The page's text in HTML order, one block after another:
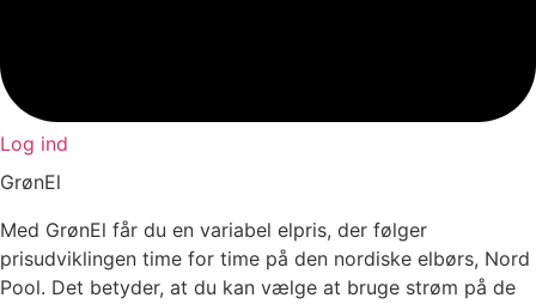
Log ind
GrønEl
Med GrønEl får du en variabel elpris, der følger
prisudviklingen time for time på den nordiske elbørs, Nord
Pool. Det betyder, at du kan vælge at bruge strøm på de